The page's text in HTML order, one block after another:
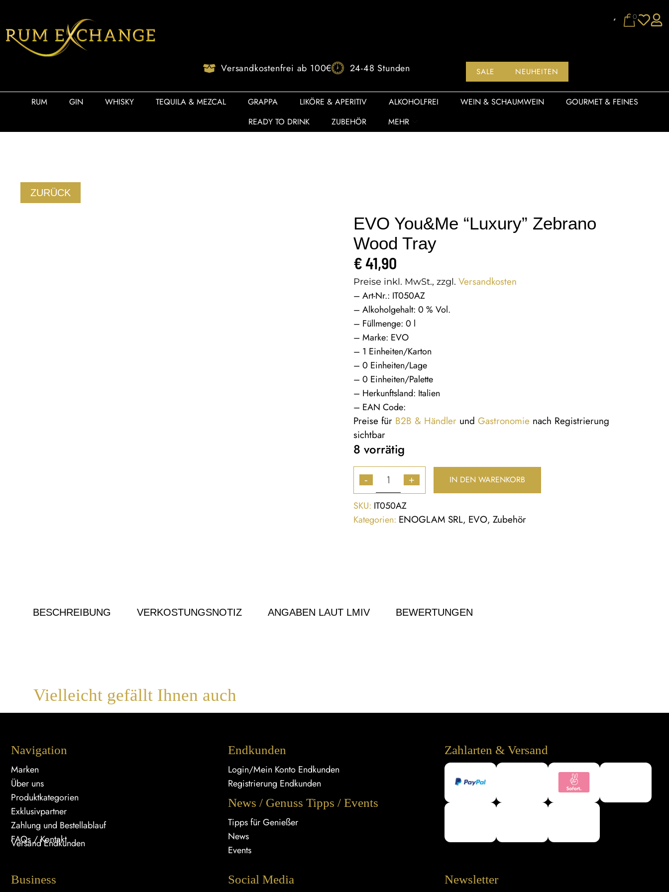
0
Versandkostenfrei ab 100€ 24-48 Stunden SALE NEUHEITEN
RUM GIN WHISKY TEQUILA & MEZCAL GRAPPA LIKÖRE & APERITIV ALKOHOLFREI WEIN & SCHAUMWEIN
GOURMET & FEINES
READY TO DRINK
ZUBEHÖR MEHR
EVO You&Me “Luxury” Zebrano
Wood Tray
€41,90
Preise inkl. MwSt., zzgl.Versandkosten
– Art-Nr.: IT050AZ
– Alkoholgehalt: 0 % Vol.
– Füllmenge: 0 l
– Marke: EVO
– 1 Einheiten/Karton
– 0 Einheiten/Lage
– 0 Einheiten/Palette
– Herkunftsland: Italien
– EAN Code:
Preise für B2B & Händler undGastronomie nach Registrierung
sichtbar
8 vorrätig
- + IN DEN WARENKORB
SKU: IT050AZ
Kategorien: ENOGLAM SRL, EVO,Zubehör
BESCHREIBUNG VERKOSTUNGSNOTIZ ANGABEN LAUT LMIV BEWERTUNGEN
Vielleicht gefällt Ihnen auch
Navigation
Marken
Über uns
Produktkategorien
Exklusivpartner
Zahlung und Bestellablauf
FAQs / Kontakt
Versand Endkunden
Endkunden
Login/Mein Konto Endkunden
Registrierung Endkunden
News / Genuss Tipps / Events
Tipps für Genießer
News
Events
Zahlarten & Versand
Business Social Media Newsletter